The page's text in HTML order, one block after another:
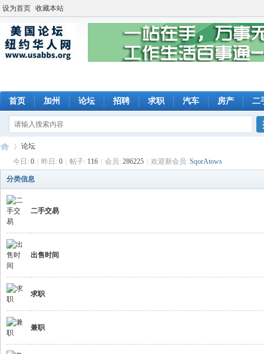
设为首页 收藏本站
首页 加州 论坛 招聘 求职 汽车 房产 二
美 »
论坛
今日: 0 昨日: 0 帖子: 116 会员: 286225 欢迎新会员: SqorAtows
分类信息
二手交易
出售时间
求职
兼职